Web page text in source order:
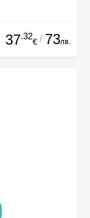
37.32
€ / 73лв.